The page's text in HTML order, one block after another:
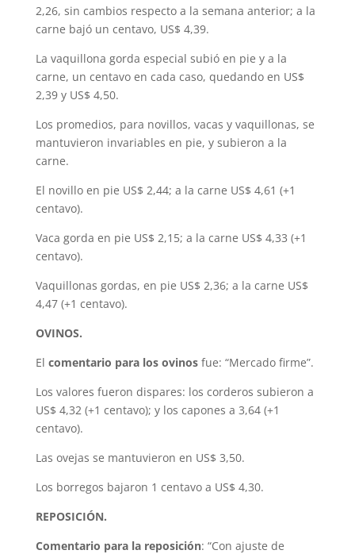
2,26, sin cambios respecto a la semana anterior; a la
carne bajó un centavo, US$ 4,39.
La vaquillona gorda especial subió en pie y a la
carne, un centavo en cada caso, quedando en US$
2,39 y US$ 4,50.
Los promedios, para novillos, vacas y vaquillonas, se
mantuvieron invariables en pie, y subieron a la
carne.
El novillo en pie US$ 2,44; a la carne US$ 4,61 (+1
centavo).
Vaca gorda en pie US$ 2,15; a la carne US$ 4,33 (+1
centavo).
Vaquillonas gordas, en pie US$ 2,36; a la carne US$
4,47 (+1 centavo).
OVINOS.
El comentario para los ovinosfue: “Mercado firme”.
Los valores fueron dispares: los corderos subieron a
US$ 4,32 (+1 centavo); y los capones a 3,64 (+1
centavo).
Las ovejas se mantuvieron en US$ 3,50.
Los borregos bajaron 1 centavo a US$ 4,30.
REPOSICIÓN.
Comentario para la reposición: “Con ajuste de